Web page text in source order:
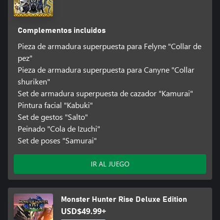
Complementos incluidos
Pieza de armadura superpuesta para Felyne "Collar de
pez"
Pieza de armadura superpuesta para Canyne "Collar
shuriken"
Set de armadura superpuesta de cazador "Kamurai"
Pintura facial "Kabuki"
Set de gestos "Salto"
Peinado "Cola de Izuchi"
Set de poses "Samurai"
IR AL JUEGO
Monster Hunter Rise Deluxe Edition
USD$49.99+